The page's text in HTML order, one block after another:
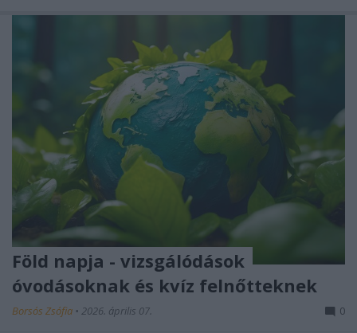
Föld napja - vizsgálódások
óvodásoknak és kvíz felnőtteknek
Borsós Zsófia • 2026. április 07. 0